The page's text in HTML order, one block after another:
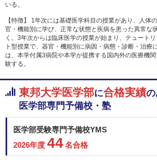
いる。
【特徴】 1年次には基礎医学科目の授業があり、人体
官・機能別に学び、正常な状態と疾病を患った異常な
く。3年次からは臨床医学の授業が始まり、テュート
ト型授業で、器官・機能別に病因・病態・診断・治療
は、本学付属3病院や本学が提携する国内外の医療機
験する。
東邦大学医学部に合格実績
医学部専門予備校・塾
医学部受験専門予備校YMS
2026年度 44名合格